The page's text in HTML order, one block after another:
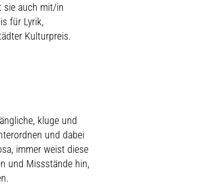
sie auch mit/in
für Lyrik,
Kulturpreis.
kluge und
und dabei
immer weist diese
und Missstände hin,